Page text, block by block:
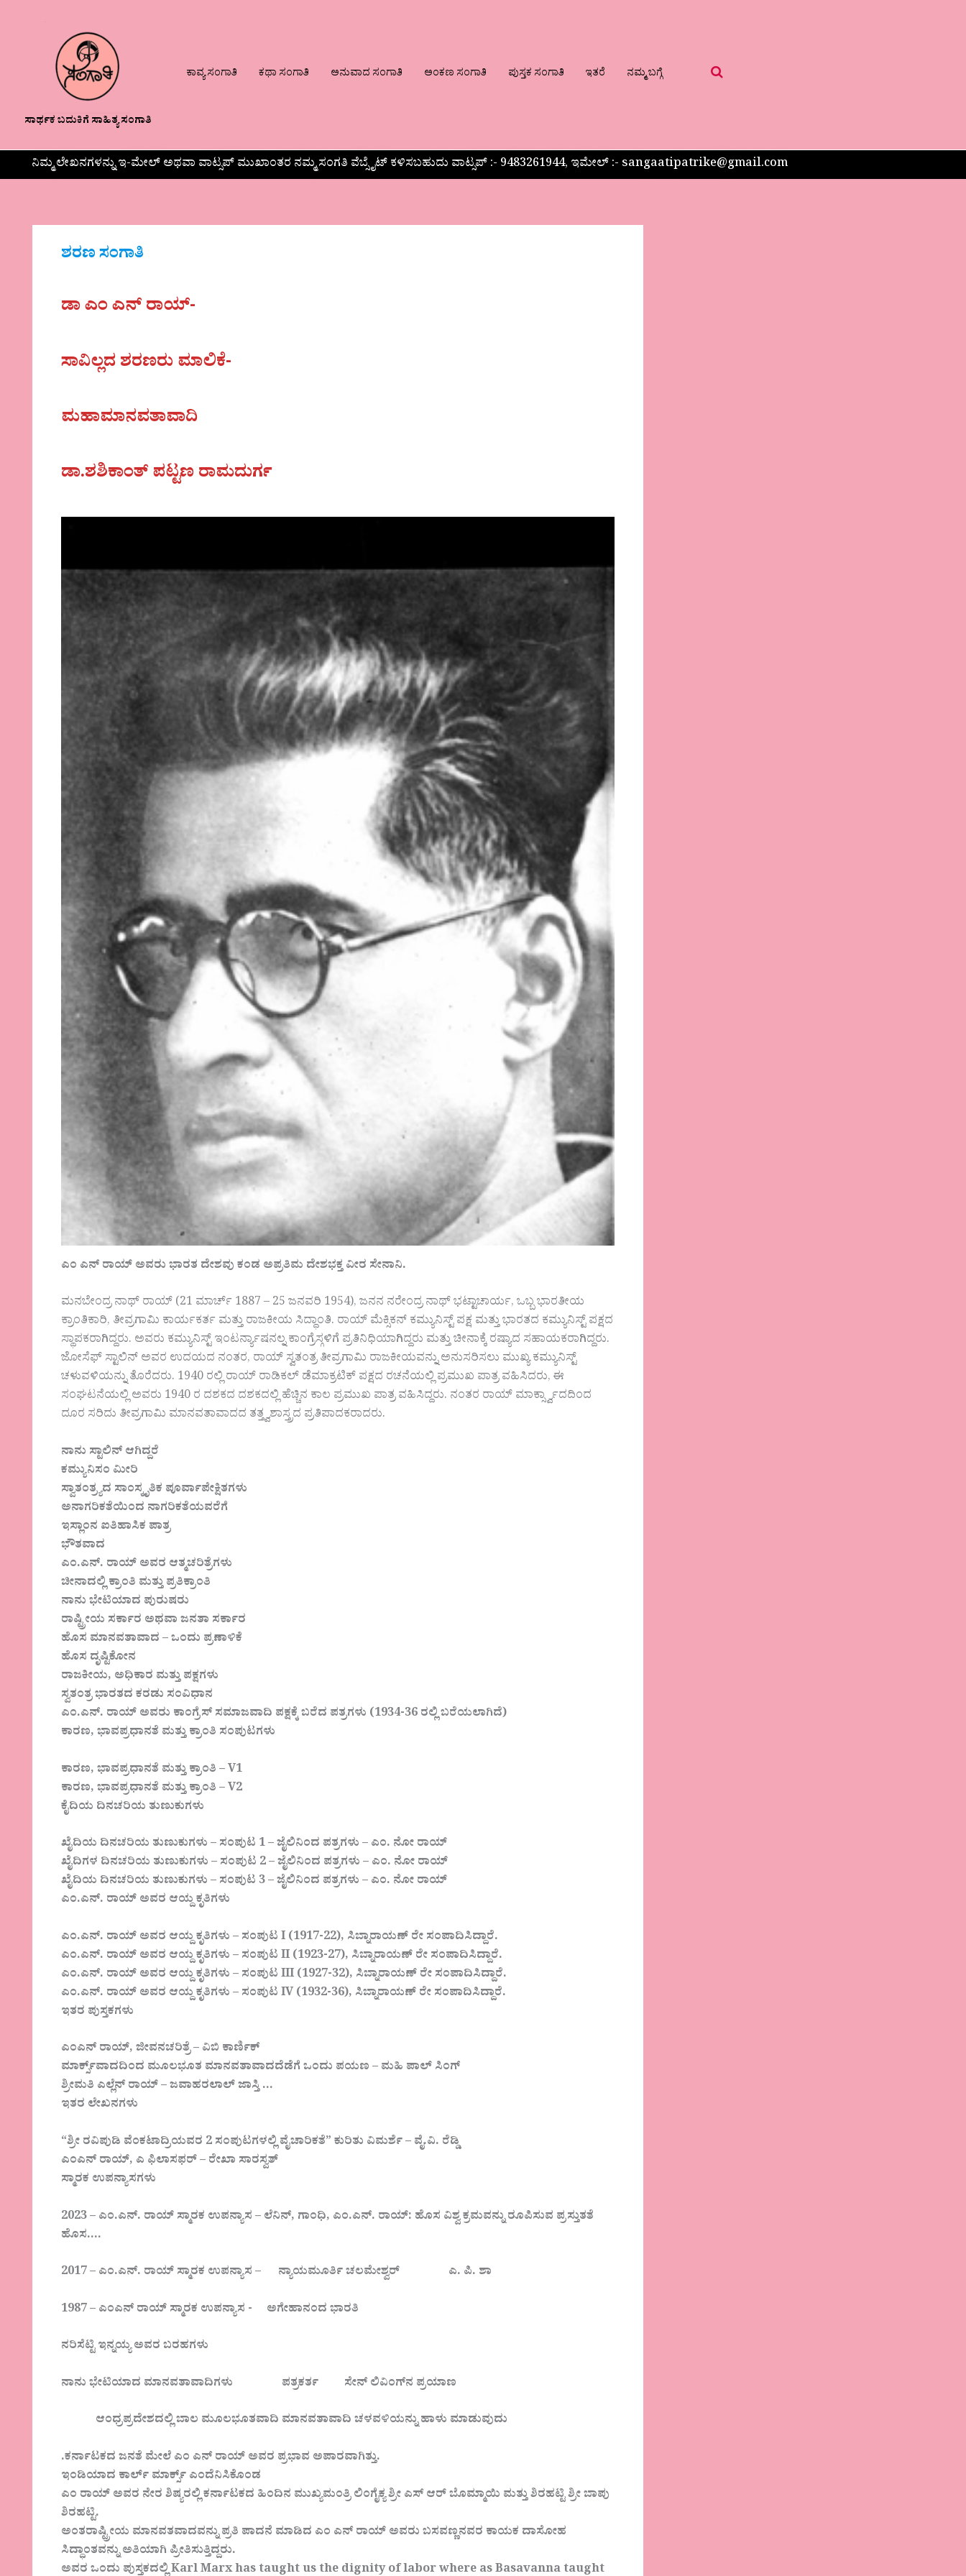
ಸಾರ್ಥಕ ಬದುಕಿಗೆ ಸಾಹಿತ್ಯ ಸಂಗಾತಿ
ಕಾವ್ಯ ಸಂಗಾತಿ ಕಥಾ ಸಂಗಾತಿ ಅನುವಾದ ಸಂಗಾತಿ ಅಂಕಣ ಸಂಗಾತಿ ಪುಸ್ತಕ ಸಂಗಾತಿ ಇತರೆ ನಮ್ಮ ಬಗ್ಗೆ
ನಿಮ್ಮ ಲೇಖನಗಳನ್ನು ಇ-ಮೇಲ್ ಅಥವಾ ವಾಟ್ಸಪ್ ಮುಖಾಂತರ ನಮ್ಮ ಸಂಗತಿ ವೆಬ್ಸೈಟ್ ಕಳಿಸಬಹುದು ವಾಟ್ಸಪ್‌ :- 9483261944, ಇಮೇಲ್ :- sangaatipatrike@gmail.com
ಶರಣ ಸಂಗಾತಿ
ಡಾ ಎಂ ಎನ್ ರಾಯ್-
ಸಾವಿಲ್ಲದ ಶರಣರು ಮಾಲಿಕೆ-
ಮಹಾಮಾನವತಾವಾದಿ
ಡಾ.ಶಶಿಕಾಂತ್‌ ಪಟ್ಟಣ ರಾಮದುರ್ಗ
ಎಂ ಎನ್ ರಾಯ್ ಅವರು ಭಾರತ ದೇಶವು ಕಂಡ ಅಪ್ರತಿಮ ದೇಶಭಕ್ತ ವೀರ ಸೇನಾನಿ.
ಮನಬೇಂದ್ರ ನಾಥ್ ರಾಯ್ (21 ಮಾರ್ಚ್ 1887 – 25 ಜನವರಿ 1954), ಜನನ ನರೇಂದ್ರ ನಾಥ್ ಭಟ್ಟಾಚಾರ್ಯ, ಒಬ್ಬ ಭಾರತೀಯ
ಕ್ರಾಂತಿಕಾರಿ, ತೀವ್ರಗಾಮಿ ಕಾರ್ಯಕರ್ತ ಮತ್ತು ರಾಜಕೀಯ ಸಿದ್ಧಾಂತಿ. ರಾಯ್ ಮೆಕ್ಸಿಕನ್ ಕಮ್ಯುನಿಸ್ಟ್ ಪಕ್ಷ ಮತ್ತು ಭಾರತದ ಕಮ್ಯುನಿಸ್ಟ್ ಪಕ್ಷದ
ಸ್ಥಾಪಕರಾಗಿದ್ದರು. ಅವರು ಕಮ್ಯುನಿಸ್ಟ್ ಇಂಟರ್ನ್ಯಾಷನಲ್ನ ಕಾಂಗ್ರೆಸ್ಗಳಿಗೆ ಪ್ರತಿನಿಧಿಯಾಗಿದ್ದರು ಮತ್ತು ಚೀನಾಕ್ಕೆ ರಷ್ಯಾದ ಸಹಾಯಕರಾಗಿದ್ದರು.
ಜೋಸೆಫ್ ಸ್ಟಾಲಿನ್ ಅವರ ಉದಯದ ನಂತರ, ರಾಯ್ ಸ್ವತಂತ್ರ ತೀವ್ರಗಾಮಿ ರಾಜಕೀಯವನ್ನು ಅನುಸರಿಸಲು ಮುಖ್ಯ ಕಮ್ಯುನಿಸ್ಟ್
ಚಳುವಳಿಯನ್ನು ತೊರೆದರು. 1940 ರಲ್ಲಿ ರಾಯ್ ರಾಡಿಕಲ್ ಡೆಮಾಕ್ರಟಿಕ್ ಪಕ್ಷದ ರಚನೆಯಲ್ಲಿ ಪ್ರಮುಖ ಪಾತ್ರ ವಹಿಸಿದರು, ಈ
ಸಂಘಟನೆಯಲ್ಲಿ ಅವರು 1940 ರ ದಶಕದ ದಶಕದಲ್ಲಿ ಹೆಚ್ಚಿನ ಕಾಲ ಪ್ರಮುಖ ಪಾತ್ರ ವಹಿಸಿದ್ದರು. ನಂತರ ರಾಯ್ ಮಾರ್ಕ್ಸ್ವಾದದಿಂದ
ದೂರ ಸರಿದು ತೀವ್ರಗಾಮಿ ಮಾನವತಾವಾದದ ತತ್ತ್ವಶಾಸ್ತ್ರದ ಪ್ರತಿಪಾದಕರಾದರು.
ನಾನು ಸ್ಟಾಲಿನ್ ಆಗಿದ್ದರೆ
ಕಮ್ಯುನಿಸಂ ಮೀರಿ
ಸ್ವಾತಂತ್ರ್ಯದ ಸಾಂಸ್ಕೃತಿಕ ಪೂರ್ವಾಪೇಕ್ಷಿತಗಳು
ಅನಾಗರಿಕತೆಯಿಂದ ನಾಗರಿಕತೆಯವರೆಗೆ
ಇಸ್ಲಾಂನ ಐತಿಹಾಸಿಕ ಪಾತ್ರ
ಭೌತವಾದ
ಎಂ.ಎನ್. ರಾಯ್ ಅವರ ಆತ್ಮಚರಿತ್ರೆಗಳು
ಚೀನಾದಲ್ಲಿ ಕ್ರಾಂತಿ ಮತ್ತು ಪ್ರತಿಕ್ರಾಂತಿ
ನಾನು ಭೇಟಿಯಾದ ಪುರುಷರು
ರಾಷ್ಟ್ರೀಯ ಸರ್ಕಾರ ಅಥವಾ ಜನತಾ ಸರ್ಕಾರ
ಹೊಸ ಮಾನವತಾವಾದ – ಒಂದು ಪ್ರಣಾಳಿಕೆ
ಹೊಸ ದೃಷ್ಟಿಕೋನ
ರಾಜಕೀಯ, ಅಧಿಕಾರ ಮತ್ತು ಪಕ್ಷಗಳು
ಸ್ವತಂತ್ರ ಭಾರತದ ಕರಡು ಸಂವಿಧಾನ
ಎಂ.ಎನ್. ರಾಯ್ ಅವರು ಕಾಂಗ್ರೆಸ್ ಸಮಾಜವಾದಿ ಪಕ್ಷಕ್ಕೆ ಬರೆದ ಪತ್ರಗಳು (1934-36 ರಲ್ಲಿ ಬರೆಯಲಾಗಿದೆ)
ಕಾರಣ, ಭಾವಪ್ರಧಾನತೆ ಮತ್ತು ಕ್ರಾಂತಿ ಸಂಪುಟಗಳು
ಕಾರಣ, ಭಾವಪ್ರಧಾನತೆ ಮತ್ತು ಕ್ರಾಂತಿ – V1
ಕಾರಣ, ಭಾವಪ್ರಧಾನತೆ ಮತ್ತು ಕ್ರಾಂತಿ – V2
ಕೈದಿಯ ದಿನಚರಿಯ ತುಣುಕುಗಳು
ಖೈದಿಯ ದಿನಚರಿಯ ತುಣುಕುಗಳು – ಸಂಪುಟ 1 – ಜೈಲಿನಿಂದ ಪತ್ರಗಳು – ಎಂ. ನೋ ರಾಯ್
ಖೈದಿಗಳ ದಿನಚರಿಯ ತುಣುಕುಗಳು – ಸಂಪುಟ 2 – ಜೈಲಿನಿಂದ ಪತ್ರಗಳು – ಎಂ. ನೋ ರಾಯ್
ಖೈದಿಯ ದಿನಚರಿಯ ತುಣುಕುಗಳು – ಸಂಪುಟ 3 – ಜೈಲಿನಿಂದ ಪತ್ರಗಳು – ಎಂ. ನೋ ರಾಯ್
ಎಂ.ಎನ್. ರಾಯ್ ಅವರ ಆಯ್ದ ಕೃತಿಗಳು
ಎಂ.ಎನ್. ರಾಯ್ ಅವರ ಆಯ್ದ ಕೃತಿಗಳು – ಸಂಪುಟ I (1917-22), ಸಿಬ್ನಾರಾಯಣ್ ರೇ ಸಂಪಾದಿಸಿದ್ದಾರೆ.
ಎಂ.ಎನ್. ರಾಯ್ ಅವರ ಆಯ್ದ ಕೃತಿಗಳು – ಸಂಪುಟ II (1923-27), ಸಿಬ್ನಾರಾಯಣ್ ರೇ ಸಂಪಾದಿಸಿದ್ದಾರೆ.
ಎಂ.ಎನ್. ರಾಯ್ ಅವರ ಆಯ್ದ ಕೃತಿಗಳು – ಸಂಪುಟ III (1927-32), ಸಿಬ್ನಾರಾಯಣ್ ರೇ ಸಂಪಾದಿಸಿದ್ದಾರೆ.
ಎಂ.ಎನ್. ರಾಯ್ ಅವರ ಆಯ್ದ ಕೃತಿಗಳು – ಸಂಪುಟ IV (1932-36), ಸಿಬ್ನಾರಾಯಣ್ ರೇ ಸಂಪಾದಿಸಿದ್ದಾರೆ.
ಇತರ ಪುಸ್ತಕಗಳು
ಎಂಎನ್ ರಾಯ್, ಜೀವನಚರಿತ್ರೆ – ವಿಬಿ ಕಾರ್ಣಿಕ್
ಮಾರ್ಕ್ಸ್‌ವಾದದಿಂದ ಮೂಲಭೂತ ಮಾನವತಾವಾದದೆಡೆಗೆ ಒಂದು ಪಯಣ – ಮಹಿ ಪಾಲ್ ಸಿಂಗ್
ಶ್ರೀಮತಿ ಎಲ್ಲೆನ್ ರಾಯ್ – ಜವಾಹರಲಾಲ್ ಜಾಸ್ತಿ …
ಇತರ ಲೇಖನಗಳು
“ಶ್ರೀ ರವಿಪುಡಿ ವೆಂಕಟಾದ್ರಿಯವರ 2 ಸಂಪುಟಗಳಲ್ಲಿ ವೈಚಾರಿಕತೆ” ಕುರಿತು ವಿಮರ್ಶೆ – ವೈ.ವಿ. ರೆಡ್ಡಿ
ಎಂಎನ್ ರಾಯ್, ಎ ಫಿಲಾಸಫರ್ – ರೇಖಾ ಸಾರಸ್ವತ್
ಸ್ಮಾರಕ ಉಪನ್ಯಾಸಗಳು
2023 – ಎಂ.ಎನ್. ರಾಯ್ ಸ್ಮಾರಕ ಉಪನ್ಯಾಸ – ಲೆನಿನ್, ಗಾಂಧಿ, ಎಂ.ಎನ್. ರಾಯ್: ಹೊಸ ವಿಶ್ವ ಕ್ರಮವನ್ನು ರೂಪಿಸುವ ಪ್ರಸ್ತುತತೆ
ಹೊಸ….
2017 – ಎಂ.ಎನ್. ರಾಯ್ ಸ್ಮಾರಕ ಉಪನ್ಯಾಸ – ನ್ಯಾಯಮೂರ್ತಿ ಚಲಮೇಶ್ವರ್ ಎ. ಪಿ. ಶಾ
1987 – ಎಂಎನ್ ರಾಯ್ ಸ್ಮಾರಕ ಉಪನ್ಯಾಸ - ಅಗೇಹಾನಂದ ಭಾರತಿ
ನರಿಸೆಟ್ಟಿ ಇನ್ನಯ್ಯ ಅವರ ಬರಹಗಳು
ನಾನು ಭೇಟಿಯಾದ ಮಾನವತಾವಾದಿಗಳು ಪತ್ರಕರ್ತ ಸೇನ್ ಲಿವಿಂಗ್‌ನ ಪ್ರಯಾಣ
ಆಂಧ್ರಪ್ರದೇಶದಲ್ಲಿ ಬಾಲ ಮೂಲಭೂತವಾದಿ ಮಾನವತಾವಾದಿ ಚಳವಳಿಯನ್ನು ಹಾಳು ಮಾಡುವುದು
.ಕರ್ನಾಟಕದ ಜನತೆ ಮೇಲೆ ಎಂ ಎನ್ ರಾಯ್ ಅವರ ಪ್ರಭಾವ ಅಪಾರವಾಗಿತ್ತು.
ಇಂಡಿಯಾದ ಕಾರ್ಲ್ ಮಾರ್ಕ್ಸ್ ಎಂದೆನಿಸಿಕೊಂಡ
ಎಂ ರಾಯ್ ಅವರ ನೇರ ಶಿಷ್ಯರಲ್ಲಿ ಕರ್ನಾಟಕದ ಹಿಂದಿನ ಮುಖ್ಯಮಂತ್ರಿ ಲಿಂಗೈಕ್ಯ ಶ್ರೀ ಎಸ್ ಆರ್ ಬೊಮ್ಮಾಯಿ ಮತ್ತು ಶಿರಹಟ್ಟಿ ಶ್ರೀ ಬಾಪು
ಶಿರಹಟ್ಟಿ.
ಅಂತರಾಷ್ಟ್ರೀಯ ಮಾನವತವಾದವನ್ನು ಪ್ರತಿ ಪಾದನೆ ಮಾಡಿದ ಎಂ ಎನ್ ರಾಯ್ ಅವರು ಬಸವಣ್ಣನವರ ಕಾಯಕ ದಾಸೋಹ
ಸಿದ್ಧಾಂತವನ್ನು ಅತಿಯಾಗಿ ಪ್ರೀತಿಸುತ್ತಿದ್ದರು.
ಅವರ ಒಂದು ಪುಸ್ತಕದಲ್ಲಿ Karl Marx has taught us the dignity of labor where as Basavanna taught